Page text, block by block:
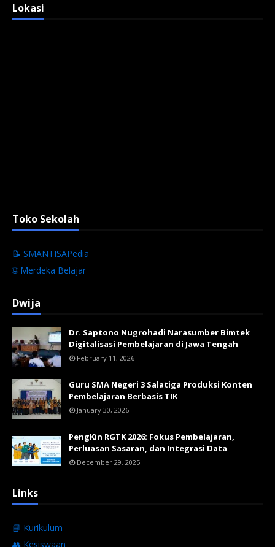
Lokasi
Toko Sekolah
📝 SMANTISAPedia
🌐 Merdeka Belajar
Dwija
Dr. Saptono Nugrohadi Narasumber Bimtek
Digitalisasi Pembelajaran di Jawa Tengah
February 11, 2026
Guru SMA Negeri 3 Salatiga Produksi Konten
Pembelajaran Berbasis TIK
January 30, 2026
PengKin RGTK 2026: Fokus Pembelajaran,
Perluasan Sasaran, dan Integrasi Data
December 29, 2025
Links
📘 Kurikulum
👥 Kesiswaan